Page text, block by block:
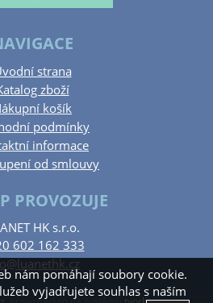
strana
zboží
košík
podmínky
informace
od smlouvy
PROVOZUJE
HK s.r.o.
602 162 333
nám pomáhají soubory cookie.
vyjadřujete souhlas s naším